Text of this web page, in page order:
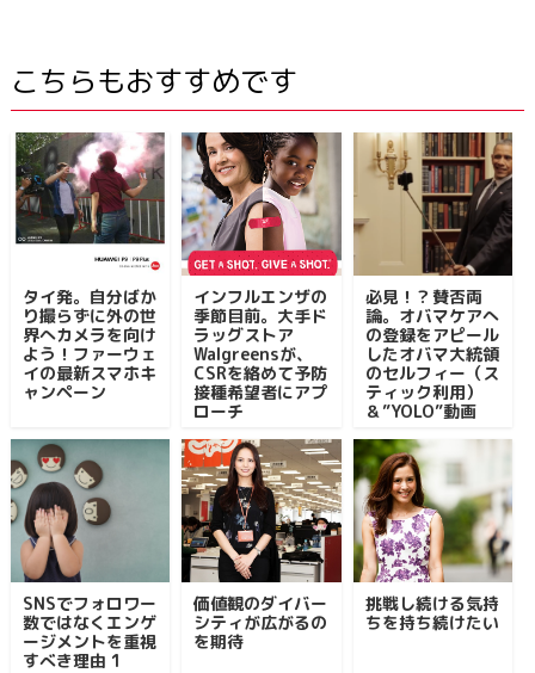
こちらもおすすめです
タイ発。自分ばか
り撮らずに外の世
界へカメラを向け
よう！ファーウェ
イの最新スマホキ
ャンペーン
インフルエンザの
季節目前。大手ド
ラッグストア
Walgreensが、
CSRを絡めて予防
接種希望者にアプ
ローチ
必見！？賛否両
論。オバマケアへ
の登録をアピール
したオバマ大統領
のセルフィー（ス
ティック利用）
＆”YOLO”動画
SNSでフォロワー
数ではなくエンゲ
ージメントを重視
すべき理由 1
価値観のダイバー
シティが広がるの
を期待
挑戦し続ける気持
ちを持ち続けたい